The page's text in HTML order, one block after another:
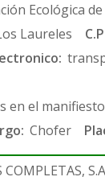
Ecológica de
Laureles
en el
Chofer